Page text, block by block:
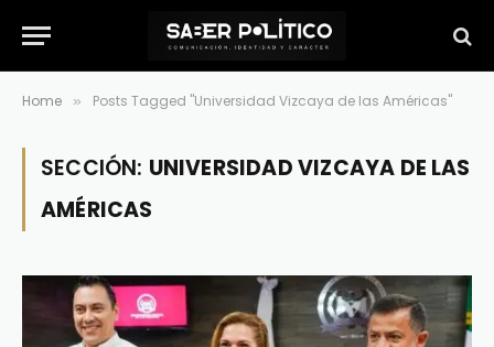
Home » Posts Tagged "Universidad Vizcaya de las Américas"
SECCIÓN: UNIVERSIDAD VIZCAYA DE LAS
AMÉRICAS